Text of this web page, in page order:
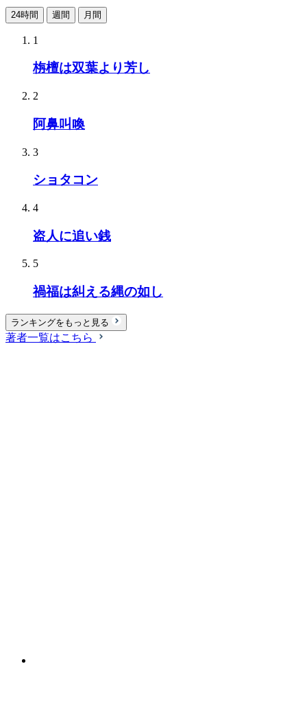
24時間 週間 月間
1
栴檀は双葉より芳し
2
阿鼻叫喚
3
ショタコン
4
盗人に追い銭
5
禍福は糾える縄の如し
ランキングをもっと見る
著者一覧はこちら